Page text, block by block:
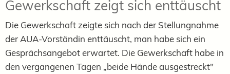
Gewerkschaft zeigt sich enttäuscht
Die Gewerkschaft zeigte sich nach der Stellungnahme
der AUA-Vorständin enttäuscht, man habe sich ein
Gesprächsangebot erwartet. Die Gewerkschaft habe in
den vergangenen Tagen „beide Hände ausgestreckt"